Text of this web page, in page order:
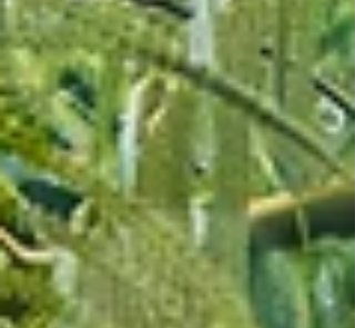
was darüber bestimmt, sondern die Einstellung
allem, die mein Handeln bestimmt. Wenn ich
davon ausgehen, dass mir alles zusteht, dann
brauche ich mich nicht bedanken. Dann entgeht
mir aber vieles, weil ich Geschenke als
selbstverständlich